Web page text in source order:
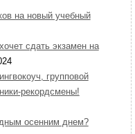
на новый учебный
сдать экзамен на
групповой
рекордсмены!
осенним днем?